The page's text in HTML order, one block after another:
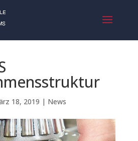
18, 2019 | News